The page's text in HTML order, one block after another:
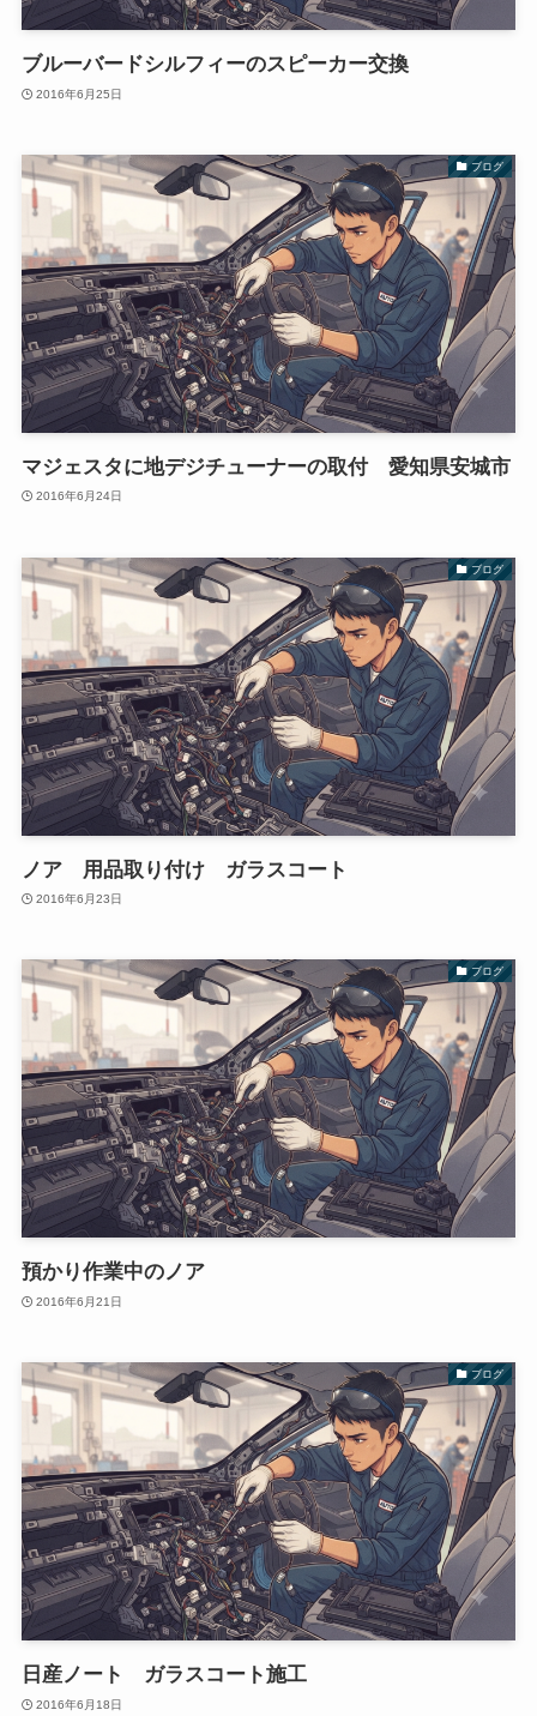
ブルーバードシルフィーのスピーカー交換
2016年6月25日
ブログ
マジェスタに地デジチューナーの取付 愛知県安城市
2016年6月24日
ブログ
ノア 用品取り付け ガラスコート
2016年6月23日
ブログ
預かり作業中のノア
2016年6月21日
ブログ
日産ノート ガラスコート施工
2016年6月18日